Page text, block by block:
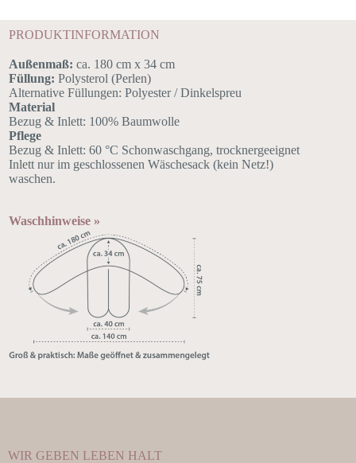
PRODUKTINFORMATION
Außenmaß: ca. 180 cm x 34 cm
Füllung: Polysterol (Perlen)
Alternative Füllungen: Polyester / Dinkelspreu
Material
Bezug & Inlett: 100% Baumwolle
Pflege
Bezug & Inlett: 60 °C Schonwaschgang, trocknergeeignet
Inlett nur im geschlossenen Wäschesack (kein Netz!)
waschen.
Waschhinweise »
WIR GEBEN LEBEN HALT